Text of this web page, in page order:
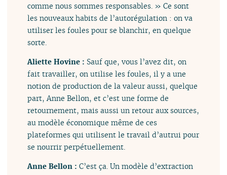
comme nous sommes responsables. » Ce sont
les nouveaux habits de l’autorégulation : on va
utiliser les foules pour se blanchir, en quelque
sorte.
Aliette Hovine : Sauf que, vous l’avez dit, on
fait travailler, on utilise les foules, il y a une
notion de production de la valeur aussi, quelque
part, Anne Bellon, et c’est une forme de
retournement, mais aussi un retour aux sources,
au modèle économique même de ces
plateformes qui utilisent le travail d’autrui pour
se nourrir perpétuellement.
Anne Bellon :C’est ça. Un modèle d’extraction